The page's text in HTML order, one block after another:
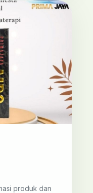
produk dan